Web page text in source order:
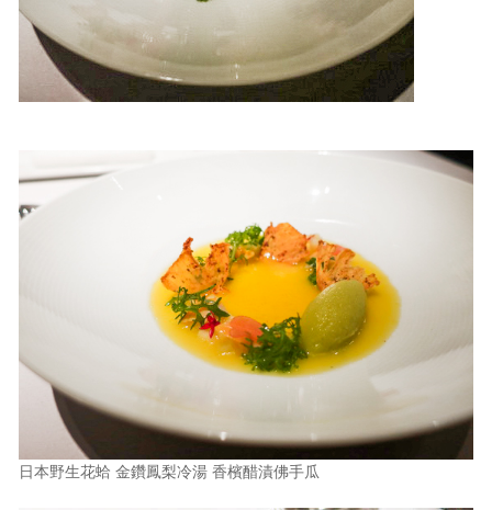
日本野生花蛤 金鑽鳳梨冷湯 香檳醋漬佛手瓜